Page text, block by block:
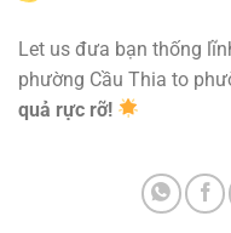
Let us đưa bạn thống
phường Cầu Thia to
quả rực rỡ!